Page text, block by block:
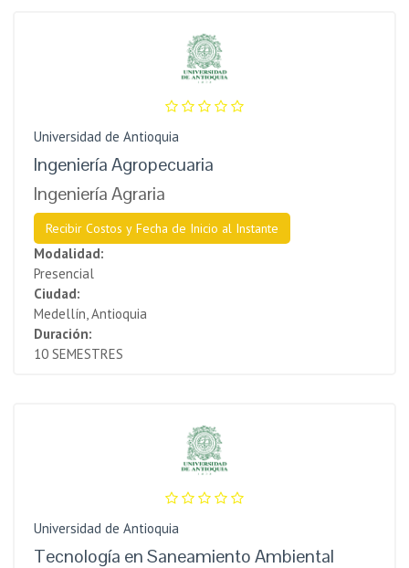
Universidad de Antioquia
Ingeniería Agropecuaria
Ingeniería Agraria
Recibir Costos y Fecha de Inicio al Instante
Modalidad:
Presencial
Ciudad:
Medellín, Antioquia
Duración:
10 SEMESTRES
Universidad de Antioquia
Tecnología en Saneamiento Ambiental